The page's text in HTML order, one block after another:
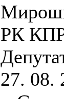
РК
27. 08.